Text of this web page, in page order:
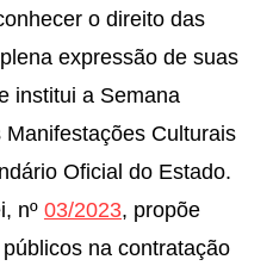
o direito das
expressão de suas
institui a Semana
Culturais
Oficial do Estado.
nº 03/2023, propõe
na contratação